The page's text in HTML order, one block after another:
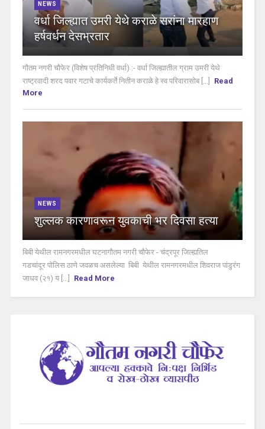
NEWS
वर्धा जिल्ह्यात उमरी येथे कराळे सरांना मारहाण
हर्षवर्धन देसभ्रतार
गौतम नगरी चौफेर (विशेष प्रतिनिधी वर्धा) :- वर्धा जिल्ह्यातील ग्राम उमरी येथे
राष्ट्रवादी शरद पवार गटाचे कार्यकर्ते नितीन कराळे हे स्व परिवारासोब [...]
Read
More
NEWS
शुल्लक कारणावरून युवकाची भर दिवसा हत्या
बिबी येथील रामनगरमधील घटनागौतम नगरी चौफेर - चंद्रपूर जिल्ह्यतिल
गडचांदूर पोलिस ठाणे जवळच असलेल्या बिबी येथील रामनगरमधील शिवराज पांडुरंग
जाधव (२१) य [...]
Read More